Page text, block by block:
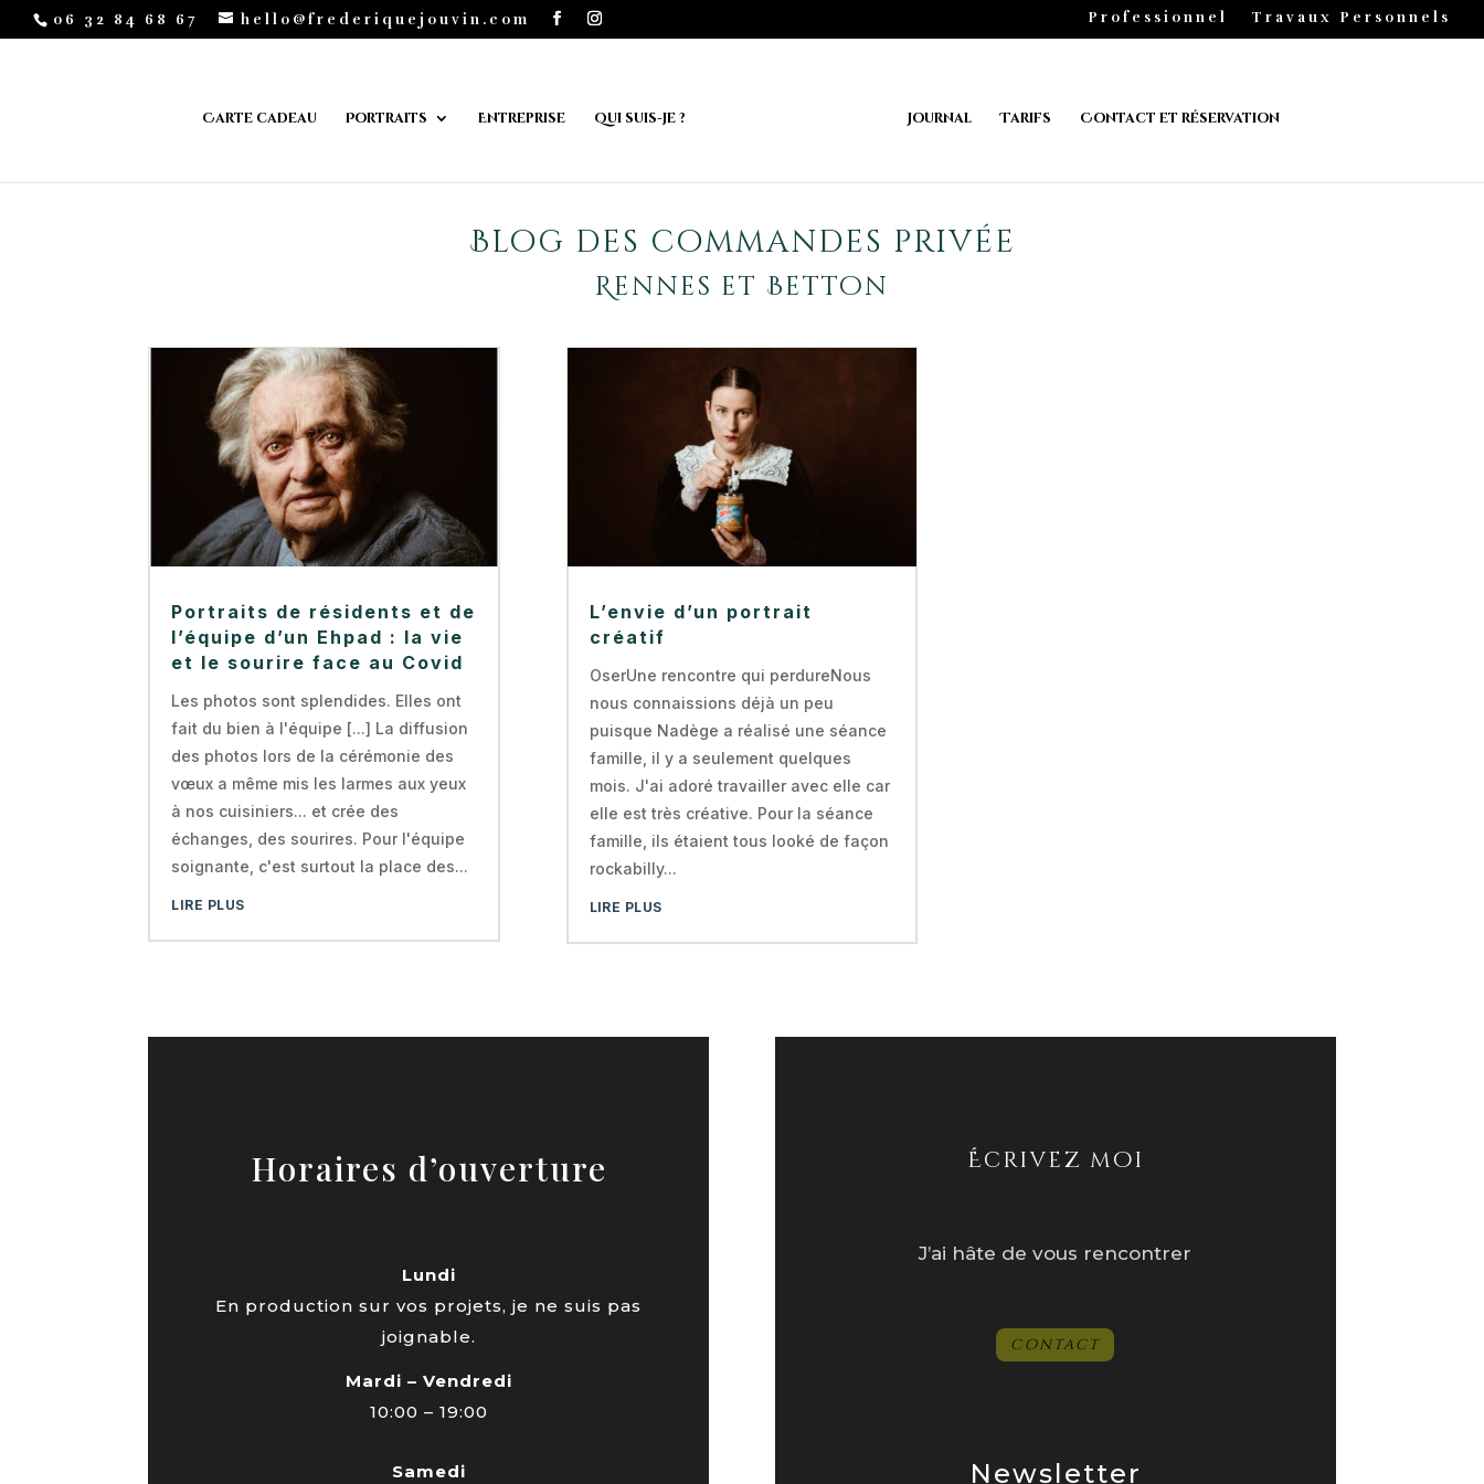
06 32 84 68 67 hello@frederiquejouvin.com Professionnel Travaux Personnels
Carte cadeau Portraits Entreprise Qui suis-je ? Journal Tarifs Contact et réservation
Blog des commandes privée
Rennes et Betton
Portraits de résidents et de
l’équipe d’un Ehpad : la vie
et le sourire face au Covid
Les photos sont splendides. Elles ont
fait du bien à l'équipe [...] La diffusion
des photos lors de la cérémonie des
vœux a même mis les larmes aux yeux
à nos cuisiniers... et crée des
échanges, des sourires. Pour l'équipe
soignante, c'est surtout la place des...
LIRE PLUS
L’envie d’un portrait
créatif
OserUne rencontre qui perdureNous
nous connaissions déjà un peu
puisque Nadège a réalisé une séance
famille, il y a seulement quelques
mois. J'ai adoré travailler avec elle car
elle est très créative. Pour la séance
famille, ils étaient tous looké de façon
rockabilly...
LIRE PLUS
Horaires d’ouverture
Lundi
En production sur vos projets, je ne suis pas
joignable.
Mardi – Vendredi
10:00 – 19:00
Samedi
Écrivez moi
J’ai hâte de vous rencontrer
Contact
Newsletter